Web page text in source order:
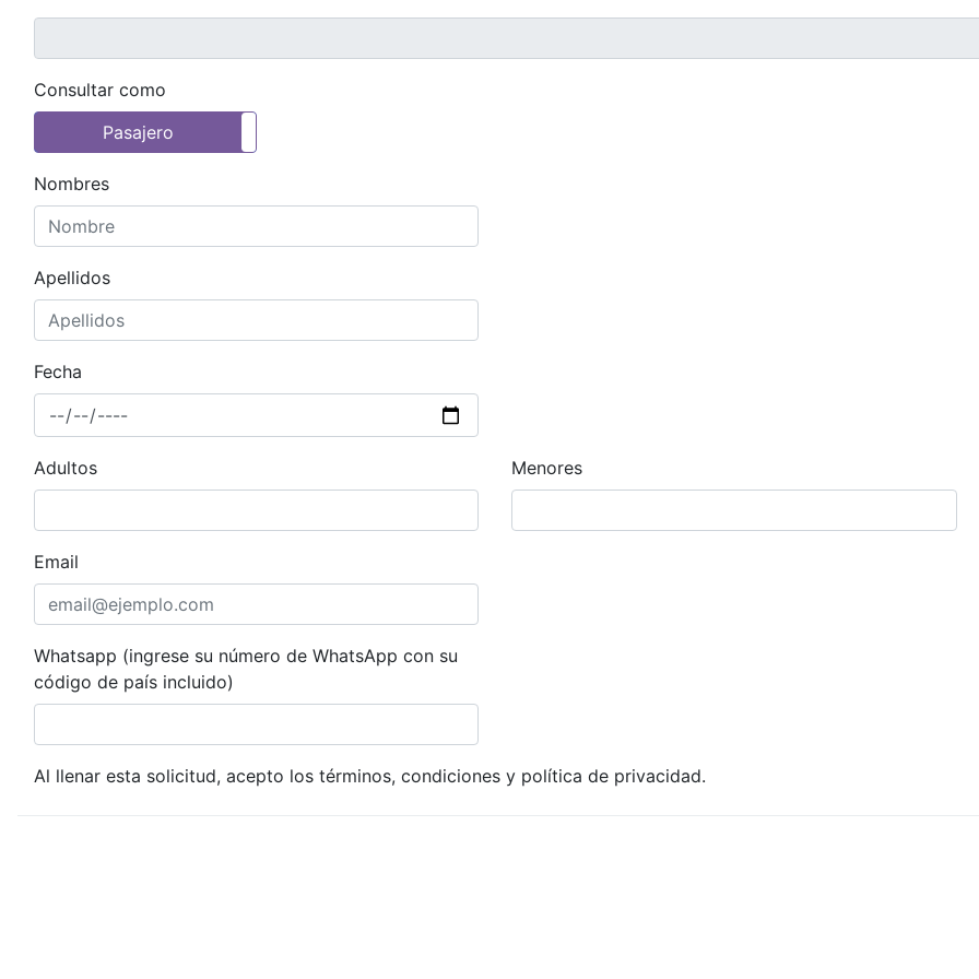
Consultar como
Pasajero
Nombres
Apellidos
Fecha
Adultos Menores
Email
Whatsapp (ingrese su número de WhatsApp con su
código de país incluido)
Al llenar esta solicitud, acepto los términos, condiciones y política de privacidad.